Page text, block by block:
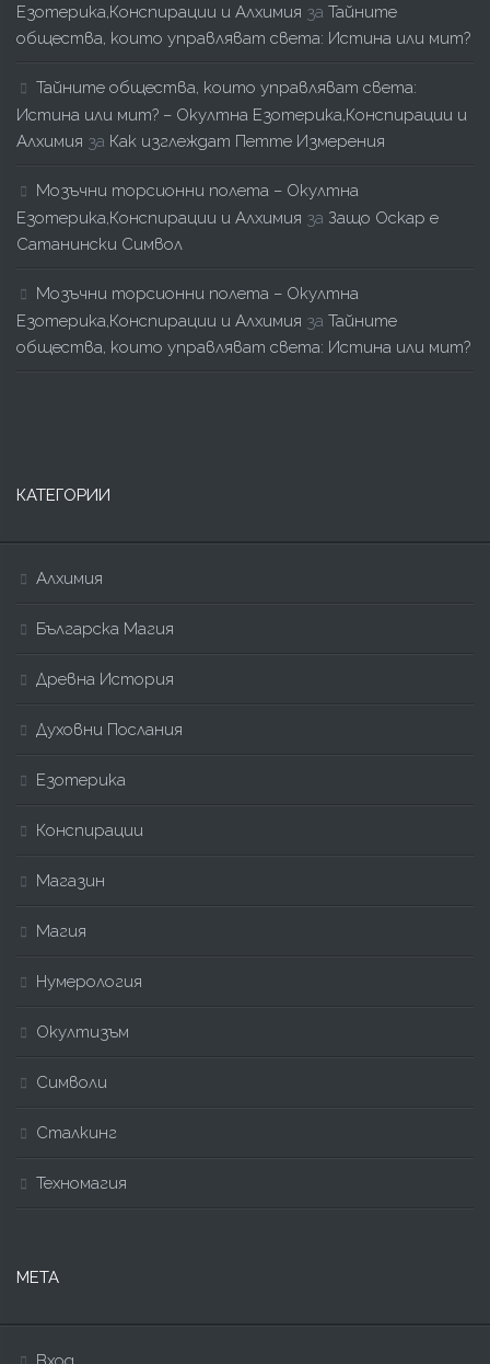
Езотерика,Конспирации и Алхимия за Тайните
общества, които управляват света: Истина или мит?
Тайните общества, които управляват света:
Истина или мит? – Окултна Езотерика,Конспирации и
Алхимия за Как изглеждат Петте Измерения
Мозъчни торсионни полета – Окултна
Езотерика,Конспирации и Алхимия за Защо Оскар е
Сатанински Символ
Мозъчни торсионни полета – Окултна
Езотерика,Конспирации и Алхимия за Тайните
общества, които управляват света: Истина или мит?
КАТЕГОРИИ
Алхимия
Българска Магия
Древна История
Духовни Послания
Езотерика
Конспирации
Магазин
Магия
Нумерология
Окултизъм
Символи
Сталкинг
Техномагия
МЕТА